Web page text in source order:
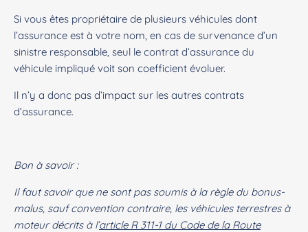
Si vous êtes propriétaire de plusieurs véhicules dont
l’assurance est à votre nom, en cas de survenance d’un
sinistre responsable, seul le contrat d’assurance du
véhicule impliqué voit son coefficient évoluer.
Il n’y a donc pas d’impact sur les autres contrats
d’assurance.
Bon à savoir :
Il faut savoir que ne sont pas soumis à la règle du bonus-
malus, sauf convention contraire, les véhicules terrestres à
moteur décrits à l’article R 311-1 du Code de la Route